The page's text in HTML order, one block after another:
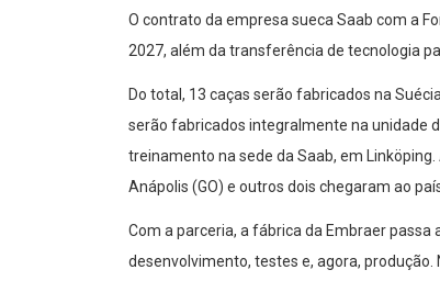
O contrato da empresa sueca Saab com a
2027, além da transferência de tecnologia
Do total, 13 caças serão fabricados na
serão fabricados integralmente na unidade
treinamento na sede da Saab, em
Anápolis (GO) e outros dois chegaram ao
Com a parceria, a fábrica da Embraer
desenvolvimento, testes e, agora,